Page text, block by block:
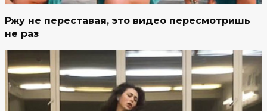
Ржу не переставая, это видео пересмотришь
не раз